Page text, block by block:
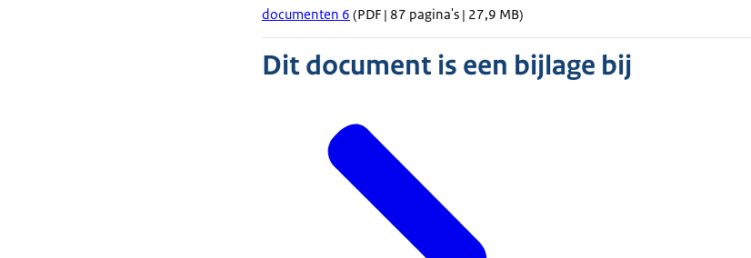
documenten 6 (PDF | 87 pagina's | 27,9 MB)
Dit document is een bijlage bij